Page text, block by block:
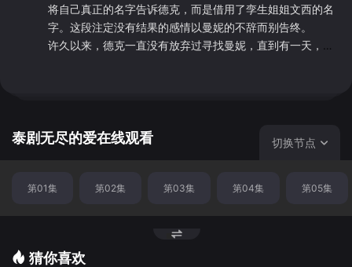
将自己真正的名字告诉德克，而是借用了孪生姐姐文西的名
字。这段注定没有结果的感情以曼妮的不辞而别告终。
许久以来，德克一直没有放弃过寻找曼妮，直到有一天，他
妮现身了。
泰剧无尽的爱在线观看 切换节点
第01集 第02集 第03集 第04集 第05集
猜你喜欢